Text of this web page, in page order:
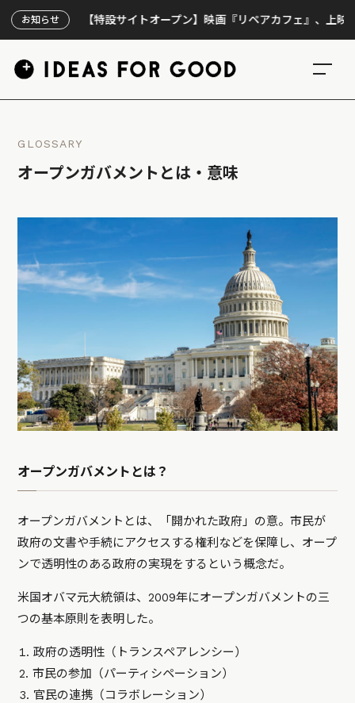
お知らせ【特設サイトオープン】映画『リペアカフェ』、上映300回の
GLOSSARY
オープンガバメントとは・意味
オープンガバメントとは？
オープンガバメントとは、「開かれた政府」の意。市民が
政府の文書や手続にアクセスする権利などを保障し、オープ
ンで透明性のある政府の実現をするという概念だ。
米国オバマ元大統領は、2009年にオープンガバメントの三
つの基本原則を表明した。
政府の透明性（トランスペアレンシー）
市民の参加（パーティシペーション）
官民の連携（コラボレーション）